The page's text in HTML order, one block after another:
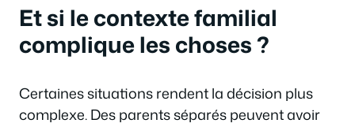
Et si le contexte familial
complique les choses ?
Certaines situations rendent la décision plus
complexe. Des parents séparés peuvent avoir